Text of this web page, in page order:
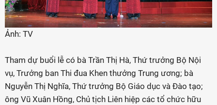
Ảnh: TV
Tham dự buổi lễ có bà Trần Thị Hà, Thứ trưởng Bộ Nội
vụ, Trưởng ban Thi đua Khen thưởng Trung ương; bà
Nguyễn Thị Nghĩa, Thứ trưởng Bộ Giáo dục và Đào tạo;
ông Vũ Xuân Hồng, Chủ tịch Liên hiệp các tổ chức hữu